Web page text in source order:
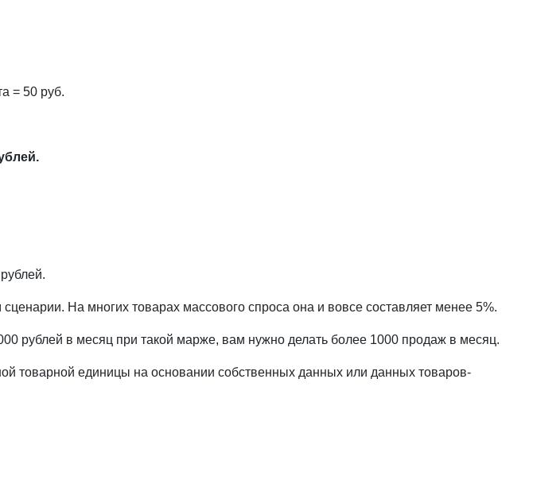
= 50 руб.
На многих товарах массового спроса она и вовсе составляет менее 5%.
рублей в месяц при такой марже, вам нужно делать более 1000 продаж в месяц.
товарной единицы на основании собственных данных или данных товаров-